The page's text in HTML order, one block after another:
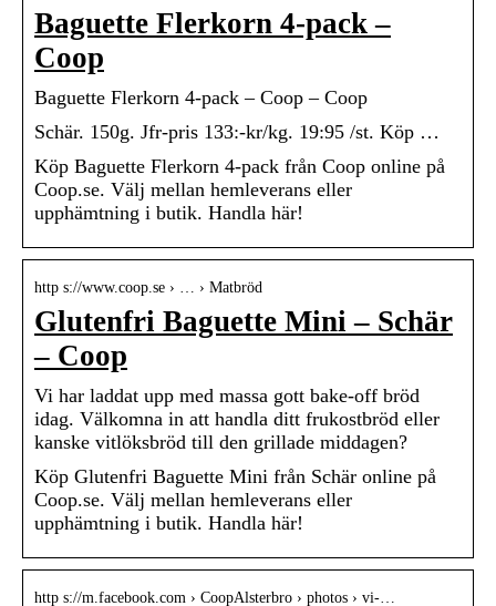
Baguette Flerkorn 4-pack –
Coop
Baguette Flerkorn 4-pack – Coop – Coop
Schär. 150g. Jfr-pris 133:-kr/kg. 19:95 /st. Köp …
Köp Baguette Flerkorn 4-pack från Coop online på
Coop.se. Välj mellan hemleverans eller
upphämtning i butik. Handla här!
http s://www.coop.se › … › Matbröd
Glutenfri Baguette Mini – Schär
– Coop
Vi har laddat upp med massa gott bake-off bröd
idag. Välkomna in att handla ditt frukostbröd eller
kanske vitlöksbröd till den grillade middagen?
Köp Glutenfri Baguette Mini från Schär online på
Coop.se. Välj mellan hemleverans eller
upphämtning i butik. Handla här!
http s://m.facebook.com › CoopAlsterbro › photos › vi-…